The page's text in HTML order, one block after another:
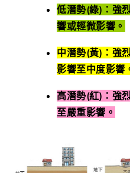
低潛勢(綠)：強
響或輕微影響。
中潛勢(黃)：強
影響至中度影響
高潛勢(紅)：強
至嚴重影響。